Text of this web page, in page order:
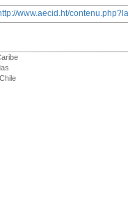
www.aecid.ht/